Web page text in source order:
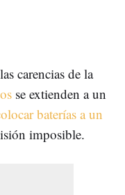
carencias de la
se extienden a un
baterías a un
imposible.